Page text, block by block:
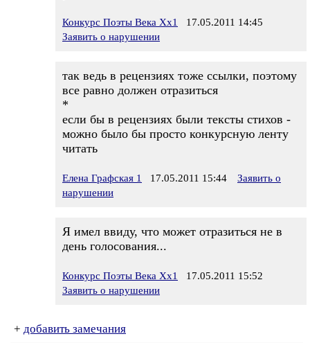
Конкурс Поэты Века Хх1
17.05.2011 14:45
Заявить о нарушении
так ведь в рецензиях тоже ссылки, поэтому
все равно должен отразиться
*
если бы в рецензиях были тексты стихов -
можно было бы просто конкурсную ленту
читать
Елена Графская 1 17.05.2011 15:44
Заявить о
нарушении
Я имел ввиду, что может отразиться не в
день голосования...
Конкурс Поэты Века Хх1
17.05.2011 15:52
Заявить о нарушении
+ добавить замечания